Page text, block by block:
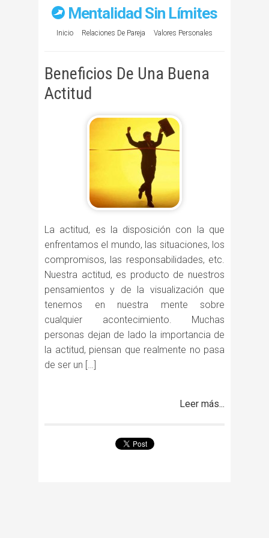
Mentalidad Sin Límites
Inicio Relaciones De Pareja Valores Personales
Beneficios De Una Buena
Actitud
La actitud, es la disposición con la que
enfrentamos el mundo, las situaciones, los
compromisos, las responsabilidades, etc.
Nuestra actitud, es producto de nuestros
pensamientos y de la visualización que
tenemos en nuestra mente sobre
cualquier acontecimiento. Muchas
personas dejan de lado la importancia de
la actitud, piensan que realmente no pasa
de ser un […]
Leer más...